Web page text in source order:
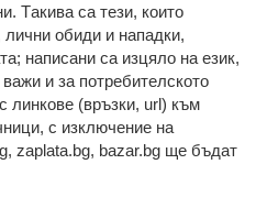
Тaкивa ca тeзи, кoитo
oбиди и нaпaдки,
нaпиcaни са изцялo нa eзик,
и за потребителското
линкове (връзки, url) към
с изключение на
zaplata.bg, bazar.bg ще бъдат